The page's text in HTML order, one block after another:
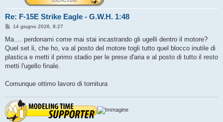
Re: F-15E Strike Eagle - G.W.H. 1:48
M
s
a
g
i
14 giugno 2026, 8:27
Ma.... perdonami come mai stai incastrando gli ugelli dentro il motore?
Quel set li, che ho, va al posto del motore togli tutto quel blocco inutile di
plastica e metti il primo stadio per le prese d'aria e al posto di tutto il resto
metti l'ugello finale.
Comunque ottimo lavoro di tornitura